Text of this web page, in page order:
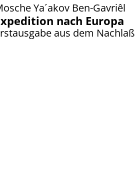
Ya´akov Ben-Gavriêl
nach Europa
aus dem Nachlaß